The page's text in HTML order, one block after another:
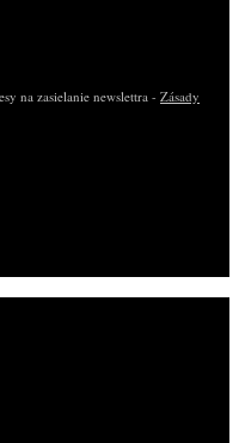
na zasielanie newslettra - Zásady